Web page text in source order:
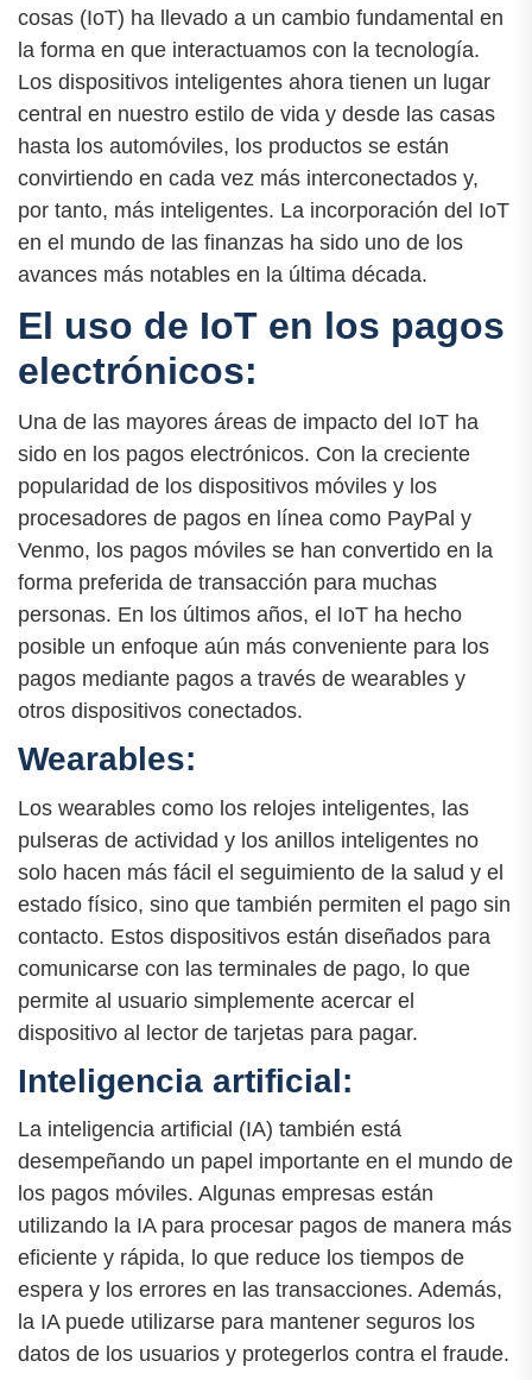
cosas (IoT) ha llevado a un cambio fundamental en
la forma en que interactuamos con la tecnología.
Los dispositivos inteligentes ahora tienen un lugar
central en nuestro estilo de vida y desde las casas
hasta los automóviles, los productos se están
convirtiendo en cada vez más interconectados y,
por tanto, más inteligentes. La incorporación del IoT
en el mundo de las finanzas ha sido uno de los
avances más notables en la última década.
El uso de IoT en los pagos
electrónicos:
Una de las mayores áreas de impacto del IoT ha
sido en los pagos electrónicos. Con la creciente
popularidad de los dispositivos móviles y los
procesadores de pagos en línea como PayPal y
Venmo, los pagos móviles se han convertido en la
forma preferida de transacción para muchas
personas. En los últimos años, el IoT ha hecho
posible un enfoque aún más conveniente para los
pagos mediante pagos a través de wearables y
otros dispositivos conectados.
Wearables:
Los wearables como los relojes inteligentes, las
pulseras de actividad y los anillos inteligentes no
solo hacen más fácil el seguimiento de la salud y el
estado físico, sino que también permiten el pago sin
contacto. Estos dispositivos están diseñados para
comunicarse con las terminales de pago, lo que
permite al usuario simplemente acercar el
dispositivo al lector de tarjetas para pagar.
Inteligencia artificial:
La inteligencia artificial (IA) también está
desempeñando un papel importante en el mundo de
los pagos móviles. Algunas empresas están
utilizando la IA para procesar pagos de manera más
eficiente y rápida, lo que reduce los tiempos de
espera y los errores en las transacciones. Además,
la IA puede utilizarse para mantener seguros los
datos de los usuarios y protegerlos contra el fraude.